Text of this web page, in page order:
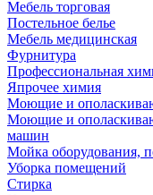
Мебель торговая
Постельное белье
Мебель медицинская
Фурнитура
Профессиональная
Япрочее химия
Моющие и
Моющие и
машин
Мойка оборудования,
Уборка помещений
Стирка